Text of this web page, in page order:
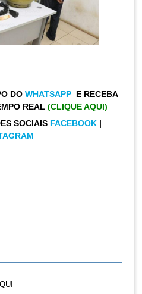
DO WHATSAPP E RECEBA
REAL (CLIQUE AQUI)
SOCIAIS FACEBOOK |